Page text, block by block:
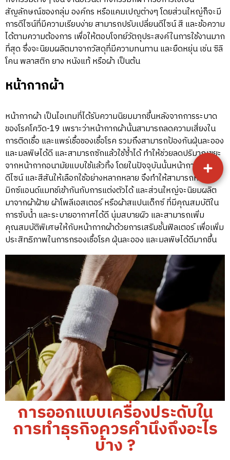
สัญลักษณ์ของกลุ่ม องค์กร หรือแคมเปญต่างๆ โดยส่วนใหญ่ก็จะมี
การดีไซน์ที่มีความเรียบง่าย สามารถปรับเปลี่ยนดีไซน์ สี และข้อความ
ได้ตามความต้องการ เพื่อให้ตอบโจทย์วัตถุประสงค์ในการใช้งานมาก
ที่สุด ซึ่งจะนิยมผลิตมาจากวัสดุที่มีความทนทาน และยืดหยุ่น เช่น ซิลิ
โคน พลาสติก ยาง หนังแท้ หรือผ้า เป็นต้น
หน้ากากผ้า
หน้ากากผ้า เป็นไอเทมที่ได้รับความนิยมมากขึ้นหลังจากการระบาด
ของโรคโควิด-19 เพราะว่าหน้ากากผ้านั้นสามารถลดความเสี่ยงใน
การติดเชื้อ และแพร่เชื้อของเชื้อโรค รวมถึงสามารถป้องกันฝุ่นละออง
และมลพิษได้ดี และสามารถซักแล้วใช้ซ้ำได้ ทำให้ช่วยลดปริมาณขยะ
จากหน้ากากอนามัยแบบใช้แล้วทิ้ง โดยในปัจจุบันนั้นหน้ากากผ้าก็มี
ดีไซน์ และสีสันให้เลือกใช้อย่างหลากหลาย จึงทำให้สามารถหยิบมา
มิกซ์แอนด์แมทช์เข้ากันกับการแต่งตัวได้ และส่วนใหญ่จะนิยมผลิต
มาจากผ้าฝ้าย ผ้าโพลีเอสเตอร์ หรือผ้าสแปนเด็กซ์ ที่มีคุณสมบัติใน
การซับน้ำ และระบายอากาศได้ดี นุ่มสบายผิว และสามารถเพิ่ม
คุณสมบัติพิเศษให้กับหน้ากากผ้าด้วยการเสริมชั้นฟิลเตอร์ เพื่อเพิ่ม
ประสิทธิภาพในการกรองเชื้อโรค ฝุ่นละออง และมลพิษได้ดีมากขึ้น
การออกแบบเครื่องประดับใน
การทำธุรกิจควรคำนึงถึงอะไร
บ้าง ?